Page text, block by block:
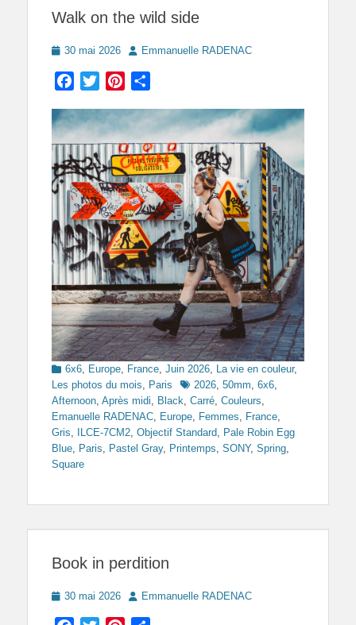
Walk on the wild side
Posted
30 mai 2026 AuthorEmmanuelle RADENAC
Facebook
TwitterPinterest
Categories
6x6 Europe France Juin 2026 La vie en couleur,
Les photos du mois
Paris Tags2026 50mm 6x6
Afternoon Après midi Black Carré Couleurs
Emanuelle RADENAC Europe Femmes France
Gris
ILCE-7CM2 Objectif Standard Pale Robin Egg
Blue Paris Pastel Gray, Printemps SONY, Spring
Square
Book in perdition
Posted
30 mai 2026 AuthorEmmanuelle RADENAC